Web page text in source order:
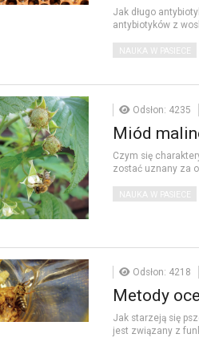
Jak długo
antybiotyków z
NAUKA W PASIECE
Odsłon: 4235
Miód
Czym się
zostać uznany za
NAUKA W PASIECE
Odsłon: 4218
Metody
Jak starzeją się
jest związany z